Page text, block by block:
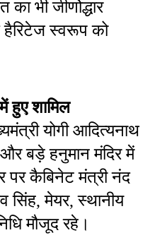
भी जीर्णोद्धार
स्वरूप को
हुए शामिल
योगी आदित्यनाथ
बड़े हनुमान मंदिर में
पर कैबिनेट मंत्री नंद
सिंह, मेयर, स्थानीय
मौजूद रहे।